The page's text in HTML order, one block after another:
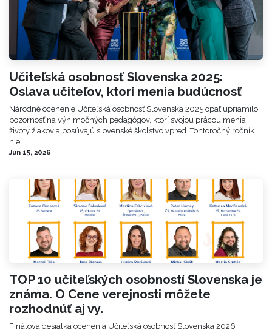
Učiteľská osobnosť Slovenska 2025:
Oslava učiteľov, ktorí menia budúcnosť
Národné ocenenie Učiteľská osobnosť Slovenska 2025 opäť upriamilo
pozornosť na výnimočných pedagógov, ktorí svojou prácou menia
životy žiakov a posúvajú slovenské školstvo vpred. Tohtoročný ročník
nie...
Jun 15, 2026
TOP 10 učiteľských osobností Slovenska je
známa. O Cene verejnosti môžete
rozhodnúť aj vy.
Finálová desiatka ocenenia Učiteľská osobnosť Slovenska 2026